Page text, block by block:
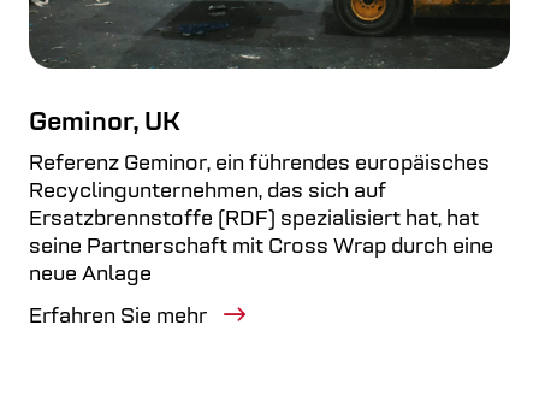
Geminor, UK
Referenz Geminor, ein führendes europäisches
Recyclingunternehmen, das sich auf
Ersatzbrennstoffe (RDF) spezialisiert hat, hat
seine Partnerschaft mit Cross Wrap durch eine
neue Anlage
Erfahren Sie mehr